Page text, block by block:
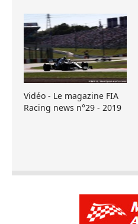
Vidéo - Le magazine FIA
Racing news n°29 - 2019